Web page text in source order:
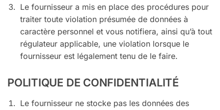
Le fournisseur a mis en place des procédures pour
traiter toute violation présumée de données à
caractère personnel et vous notifiera, ainsi qu’à tout
régulateur applicable, une violation lorsque le
fournisseur est légalement tenu de le faire.
POLITIQUE DE CONFIDENTIALITÉ
Le fournisseur ne stocke pas les données des